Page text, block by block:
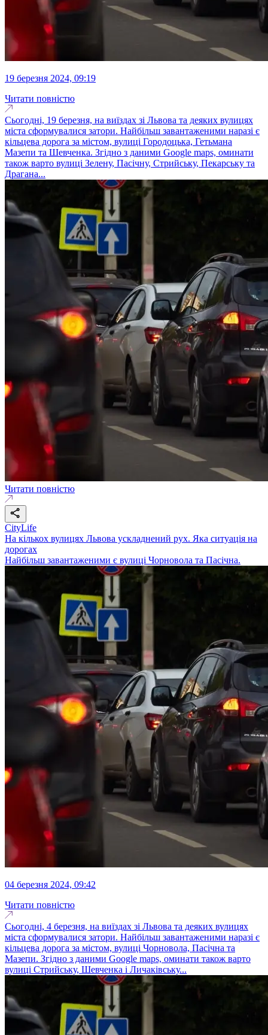
19 березня 2024, 09:19
Читати повністю
Сьогодні, 19 березня, на виїздах зі Львова та деяких вулицях
міста сформувалися затори. Найбільш завантаженими наразі є
кільцева дорога за містом, вулиці Городоцька, Гетьмана
Мазепи та Шевченка. Згідно з даними Google maps, оминати
також варто вулиці Зелену, Пасічну, Стрийську, Пекарську та
Драгана...
Читати повністю
CityLife
На кількох вулицях Львова ускладнений рух. Яка ситуація на
дорогах
Найбільш завантаженими є вулиці Чорновола та Пасічна.
04 березня 2024, 09:42
Читати повністю
Сьогодні, 4 березня, на виїздах зі Львова та деяких вулицях
міста сформувалися затори. Найбільш завантаженими наразі є
кільцева дорога за містом, вулиці Чорновола, Пасічна та
Мазепи. Згідно з даними Google maps, оминати також варто
вулиці Стрийську, Шевченка і Личаківську...